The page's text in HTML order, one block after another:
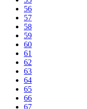
56
57
58
59
60
61
62
63
64
65
66
67